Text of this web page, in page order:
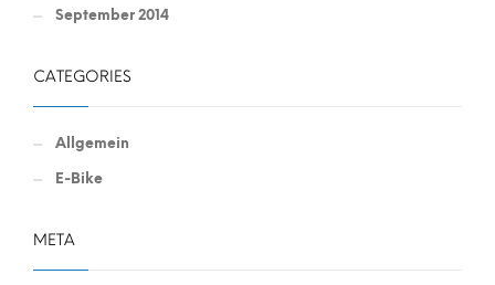
September 2014
CATEGORIES
Allgemein
E-Bike
META